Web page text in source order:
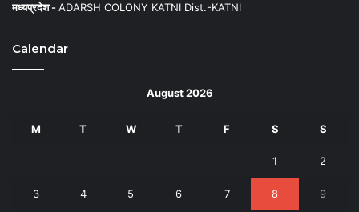
मध्यप्रदेश -ADARSH COLONY KATNI Dist.-KATNI
Calendar
August 2026
M T W T F S S
1 2
3 4 5 6 7 8 9